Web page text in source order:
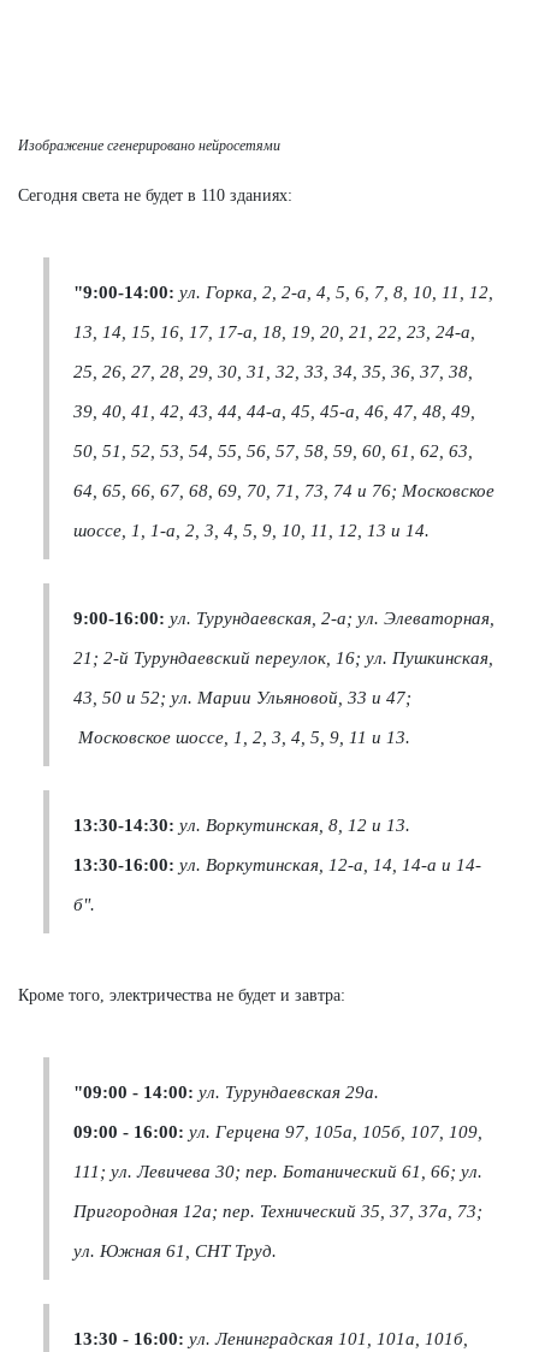
Изображение сгенерировано нейросетями
Сегодня света не будет в 110 зданиях:
"9:00-14:00: ул. Горка, 2, 2-а, 4, 5, 6, 7, 8, 10, 11, 12,
13, 14, 15, 16, 17, 17-а, 18, 19, 20, 21, 22, 23, 24-а,
25, 26, 27, 28, 29, 30, 31, 32, 33, 34, 35, 36, 37, 38,
39, 40, 41, 42, 43, 44, 44-а, 45, 45-а, 46, 47, 48, 49,
50, 51, 52, 53, 54, 55, 56, 57, 58, 59, 60, 61, 62, 63,
64, 65, 66, 67, 68, 69, 70, 71, 73, 74 и 76; Московское
шоссе, 1, 1-а, 2, 3, 4, 5, 9, 10, 11, 12, 13 и 14.
9:00-16:00: ул. Турундаевская, 2-а; ул. Элеваторная,
21; 2-й Турундаевский переулок, 16; ул. Пушкинская,
43, 50 и 52; ул. Марии Ульяновой, 33 и 47;
Московское шоссе, 1, 2, 3, 4, 5, 9, 11 и 13.
13:30-14:30: ул. Воркутинская, 8, 12 и 13.
13:30-16:00: ул. Воркутинская, 12-а, 14, 14-а и 14-
б".
Кроме того, электричества не будет и завтра:
"09:00 - 14:00: ул. Турундаевская 29а.
09:00 - 16:00: ул. Герцена 97, 105а, 105б, 107, 109,
111; ул. Левичева 30; пер. Ботанический 61, 66; ул.
Пригородная 12а; пер. Технический 35, 37, 37а, 73;
ул. Южная 61, СНТ Труд.
13:30 - 16:00: ул. Ленинградская 101, 101а, 101б,